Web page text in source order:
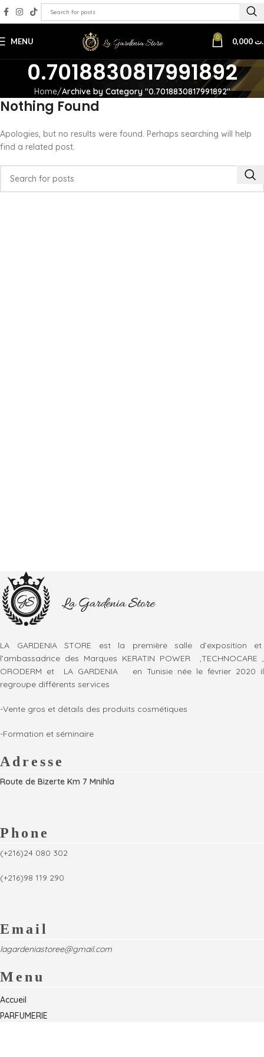
MENU 0
0.7018830817991892
Home Archive by Category "0.7018830817991892"
Nothing Found
Apologies, but no results were found. Perhaps searching will help
find a related post.
LA GARDENIA STORE est la première salle d’exposition et
l’ambassadrice des Marques KERATIN POWER ,TECHNOCARE ,
ORODERM et LA GARDENIA en Tunisie née le février 2020 il
regroupe différents services
-Vente gros et détails des produits cosmétiques
-Formation et séminaire
Adresse
Route de Bizerte Km 7 Mnihla
Phone
(+216)24 080 302
(+216)98 119 290
Email
lagardeniastoree@gmail.com
Menu
Accueil
PARFUMERIE